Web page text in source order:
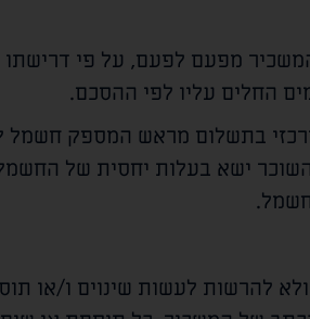
מפעם לפעם, על פי
החלים עליו לפי ההסכם.
בתשלום מראש המספק חשמל
ישא בעלות יחסית של
להרשות לעשות שינוים ו/או